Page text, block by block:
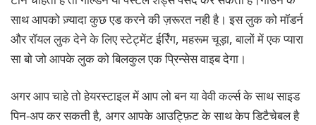
साथ आपको ज़्यादा कुछ एड करने की ज़रूरत नही है। इस लुक को मॉडर्न
और रॉयल लुक देने के लिए स्टेट्मेंट ईर्रिंग, महरूम चूड़ा, बालों में एक प्यारा
सा बो जो आपके लुक को बिलकुल एक प्रिन्सेस वाइब देगा।
अगर आप चाहे तो हेयरस्टाइल में आप लो बन या वेवी कर्ल्स के साथ साइड
पिन-अप कर सकती है, अगर आपके आउट्फ़िट के साथ केप डिटैचेबल है